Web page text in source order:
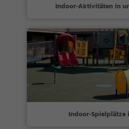
Indoor-Aktivitäten in
Indoor-Spielplätze